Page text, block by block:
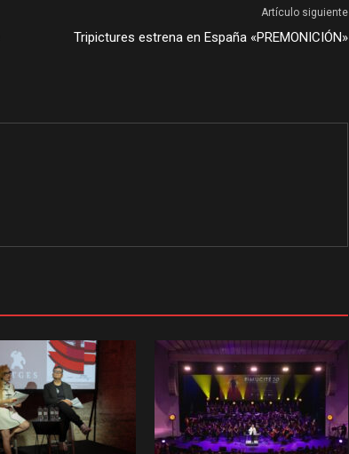
Artículo siguiente
Tripictures estrena en España «PREMONICIÓN»